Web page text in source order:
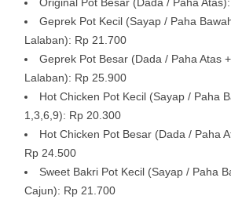
Geprek Pot Kecil (Sayap / Paha
Lalaban): Rp 21.700
Geprek Pot Besar (Dada / Paha Atas
Lalaban): Rp 25.900
Hot Chicken Pot Kecil (Sayap / Paha
1,3,6,9): Rp 20.300
Hot Chicken Pot Besar (Dada / Paha
Rp 24.500
Sweet Bakri Pot Kecil (Sayap / Paha
Cajun): Rp 21.700